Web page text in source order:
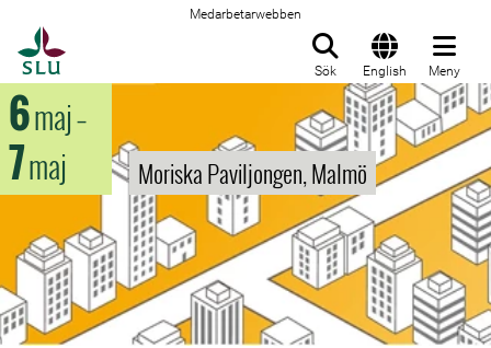
Medarbetarwebben
Sök English Meny
6maj–
7maj Moriska Paviljongen, Malmö